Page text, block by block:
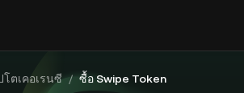
ตเคอเรนซี / ซื้อ Swipe Token